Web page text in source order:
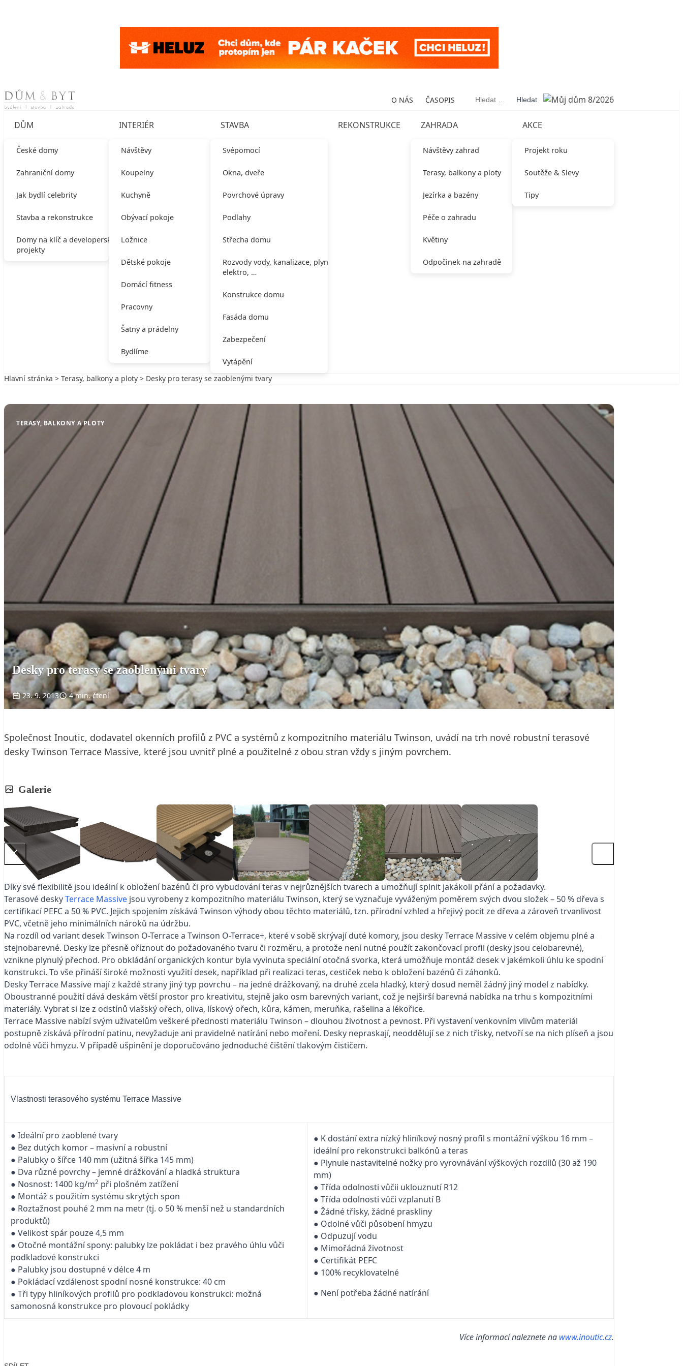
Skip to content O NÁS ČASOPIS Vyhledávání
DŮM
České domy
Zahraniční domy
Jak bydlí celebrity
Stavba a rekonstrukce
Domy na klíč a developerské
projekty
INTERIÉR
Návštěvy
Koupelny
Kuchyně
Obývací pokoje
Ložnice
Dětské pokoje
Domácí fitness
Pracovny
Šatny a prádelny
Bydlíme
STAVBA
Svépomocí
Okna, dveře
Povrchové úpravy
Podlahy
Střecha domu
Rozvody vody, kanalizace, plynu,
elektro, …
Konstrukce domu
Fasáda domu
Zabezpečení
Vytápění
REKONSTRUKCE ZAHRADA
Návštěvy zahrad
Terasy, balkony a ploty
Jezírka a bazény
Péče o zahradu
Květiny
Odpočinek na zahradě
AKCE
Projekt roku
Soutěže & Slevy
Tipy
Hlavní stránka > Terasy, balkony a ploty > Desky pro terasy se zaoblenými tvary
TERASY, BALKONY A PLOTY
Desky pro terasy se zaoblenými tvary
23. 9. 2013 4 min. čtení
Společnost Inoutic, dodavatel okenních profilů z PVC a systémů z kompozitního materiálu Twinson, uvádí na trh nové robustní terasové
desky Twinson Terrace Massive, které jsou uvnitř plné a použitelné z obou stran vždy s jiným povrchem.
Galerie
Díky své flexibilitě jsou ideální k obložení bazénů či pro vybudování teras v nejrůznějších tvarech a umožňují splnit jakákoli přání a požadavky.
Terasové deskyTerrace Massive jsou vyrobeny z kompozitního materiálu Twinson, který se vyznačuje vyváženým poměrem svých dvou složek – 50 % dřeva s
certifikací PEFC a 50 % PVC. Jejich spojením získává Twinson výhody obou těchto materiálů, tzn. přírodní vzhled a hřejivý pocit ze dřeva a zároveň trvanlivost
PVC, včetně jeho minimálních nároků na údržbu.
Na rozdíl od variant desek Twinson O-Terrace a Twinson O-Terrace+, které v sobě skrývají duté komory, jsou desky Terrace Massive v celém objemu plné a
stejnobarevné. Desky lze přesně oříznout do požadovaného tvaru či rozměru, a protože není nutné použít zakončovací profil (desky jsou celobarevné),
vznikne plynulý přechod. Pro obkládání organických kontur byla vyvinuta speciální otočná svorka, která umožňuje montáž desek v jakémkoli úhlu ke spodní
konstrukci. To vše přináší široké možnosti využití desek, například při realizaci teras, cestiček nebo k obložení bazénů či záhonků.
Desky Terrace Massive mají z každé strany jiný typ povrchu – na jedné drážkovaný, na druhé zcela hladký, který dosud neměl žádný jiný model z nabídky.
Oboustranné použití dává deskám větší prostor pro kreativitu, stejně jako osm barevných variant, což je nejširší barevná nabídka na trhu s kompozitními
materiály. Vybrat si lze z odstínů vlašský ořech, oliva, lískový ořech, kůra, kámen, meruňka, rašelina a lékořice.
Terrace Massive nabízí svým uživatelům veškeré přednosti materiálu Twinson – dlouhou životnost a pevnost. Při vystavení venkovním vlivům materiál
postupně získává přírodní patinu, nevyžaduje ani pravidelné natírání nebo moření. Desky nepraskají, neoddělují se z nich třísky, netvoří se na nich plíseň a jsou
odolné vůči hmyzu. V případě ušpinění je doporučováno jednoduché čištění tlakovým čističem.
Vlastnosti terasového systému Terrace Massive
● Ideální pro zaoblené tvary
● Bez dutých komor – masivní a robustní
● Palubky o šířce 140 mm (užitná šířka 145 mm)
● Dva různé povrchy – jemné drážkování a hladká struktura
● Nosnost: 1400 kg/m2 při plošném zatížení
● Montáž s použitím systému skrytých spon
● Roztažnost pouhé 2 mm na metr (tj. o 50 % menší než u standardních
produktů)
● Velikost spár pouze 4,5 mm
● Otočné montážní spony: palubky lze pokládat i bez pravého úhlu vůči
podkladové konstrukci
● Palubky jsou dostupné v délce 4 m
● Pokládací vzdálenost spodní nosné konstrukce: 40 cm
● Tři typy hliníkových profilů pro podkladovou konstrukci: možná
samonosná konstrukce pro plovoucí pokládky
● K dostání extra nízký hliníkový nosný profil s montážní výškou 16 mm –
ideální pro rekonstrukci balkónů a teras
● Plynule nastavitelné nožky pro vyrovnávání výškových rozdílů (30 až 190
mm)
● Třída odolnosti vůčii uklouznutí R12
● Třída odolnosti vůči vzplanutí B
● Žádné třísky, žádné praskliny
● Odolné vůči působení hmyzu
● Odpuzují vodu
● Mimořádná životnost
● Certifikát PEFC
● 100% recyklovatelné
● Není potřeba žádné natírání
Více informací naleznete na www.inoutic.cz.